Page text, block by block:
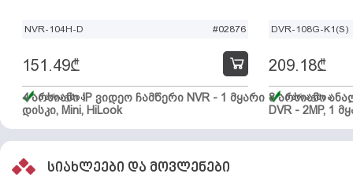
NVR-104H-D #02876
4 არხიანი IP ვიდეო ჩამწერი NVR - 1 მყარი
დისკი, Mini, HiLook
151.49₾
მარაგშია
DVR-108G-K1(S)
8 არხიანი
DVR - 2MP, 1
209.18₾
მარაგშია
სიახლეები და მოვლენები